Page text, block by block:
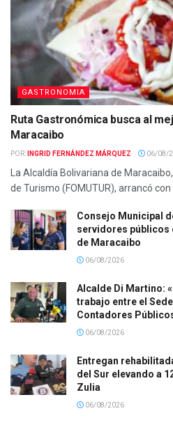
GASTRONOMIA
Ruta Gastronómica busca al
Maracaibo
POR: INGRID FERNÁNDEZ MÁRQUEZ 06/08/
La Alcaldía Bolivariana de
de Turismo (FOMUTUR), arrancó
Consejo Municipal
servidores públicos
de Maracaibo
06/08/2026
Alcalde Di Martino:
trabajo entre el
Contadores
06/08/2026
Entregan
del Sur elevando a
Zulia
06/08/2026